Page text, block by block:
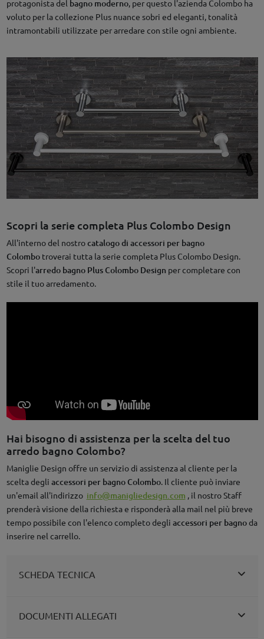
protagonista del bagno moderno, per questo l'azienda Colombo ha
voluto per la collezione Plus nuance sobri ed eleganti, tonalità
intramontabili utilizzate per arredare con stile ogni ambiente.
Scopri la serie completa Plus Colombo Design
All'interno del nostrocatalogo di accessori per bagno
Colombotroverai tutta la serie completa Plus Colombo Design.
Scopri l'arredo bagno Plus Colombo Design per completare con
stile il tuo arredamento.
Hai bisogno di assistenza per la scelta del tuo
arredo bagno Colombo?
Maniglie Design offre un servizio di assistenza al cliente per la
scelta degli accessori per bagno Colombo. Il cliente può inviare
un'email all'indirizzo info@manigliedesign.com , il nostro Staff
prenderà visione della richiesta e risponderà alla mail nel più breve
tempo possibile con l'elenco completo degli accessori per bagnoda
inserire nel carrello.
SCHEDA TECNICA
DOCUMENTI ALLEGATI